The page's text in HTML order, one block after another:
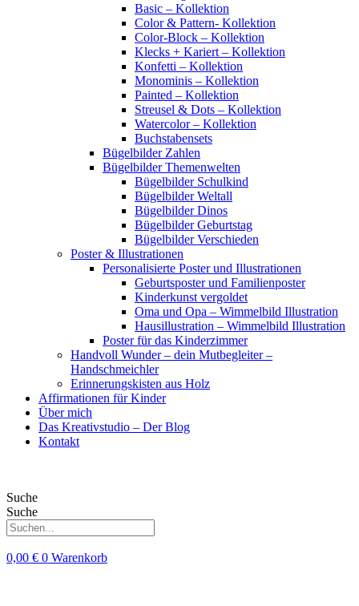
Basic – Kollektion
Color & Pattern- Kollektion
Color-Block – Kollektion
Klecks + Kariert – Kollektion
Konfetti – Kollektion
Monominis – Kollektion
Painted – Kollektion
Streusel & Dots – Kollektion
Watercolor – Kollektion
Buchstabensets
Bügelbilder Zahlen
Bügelbilder Themenwelten
Bügelbilder Schulkind
Bügelbilder Weltall
Bügelbilder Dinos
Bügelbilder Geburtstag
Bügelbilder Verschieden
Poster & Illustrationen
Personalisierte Poster und Illustrationen
Geburtsposter und Familienposter
Kinderkunst vergoldet
Oma und Opa – Wimmelbild Illustration
Hausillustration – Wimmelbild Illustration
Poster für das Kinderzimmer
Handvoll Wunder – dein Mutbegleiter –
Handschmeichler
Erinnerungskisten aus Holz
Affirmationen für Kinder
Über mich
Das Kreativstudio – Der Blog
Kontakt
Suche
Suche
0,00 € 0 Warenkorb